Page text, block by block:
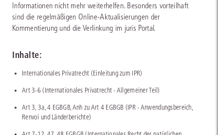
Informationen nicht mehr weiterhelfen. Besonders vorteilhaft
sind die regelmäßigen Online-Aktualisierungen der
Kommentierung und die Verlinkung im juris Portal.
Inhalte:
Internationales Privatrecht (Einleitung zum IPR)
Art 3-6 (Internationales Privatrecht - Allgemeiner Teil)
Art 3, 3a, 4 EGBGB, Anh zu Art 4 EGBGB (IPR - Anwendungsbereich,
Renvoi und Länderberichte)